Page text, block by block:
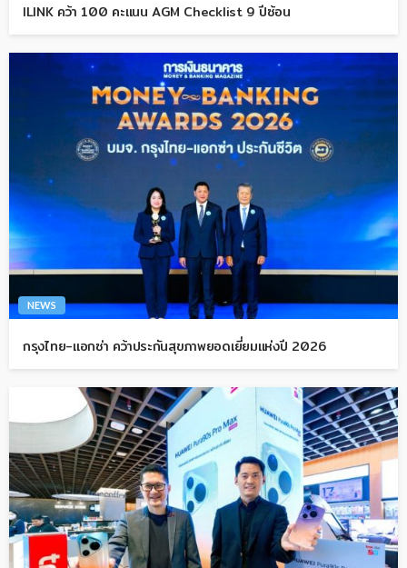
ILINK คว้า 100 คะแนน AGM Checklist 9 ปีซ้อน
NEWS
กรุงไทย-แอกซ่า คว้าประกันสุขภาพยอดเยี่ยมแห่งปี 2026